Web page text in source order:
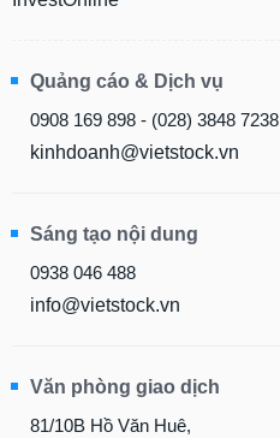
Quảng cáo & Dịch vụ
0908 169 898 - (028) 3848 7238
kinhdoanh@vietstock.vn
Sáng tạo nội dung
0938 046 488
info@vietstock.vn
Văn phòng giao dịch
81/10B Hồ Văn Huê,